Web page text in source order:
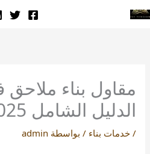
تخطي
إلى
مقاول بناء
الدليل الشامل 2025
/خدمات بناء / بواسطة admin